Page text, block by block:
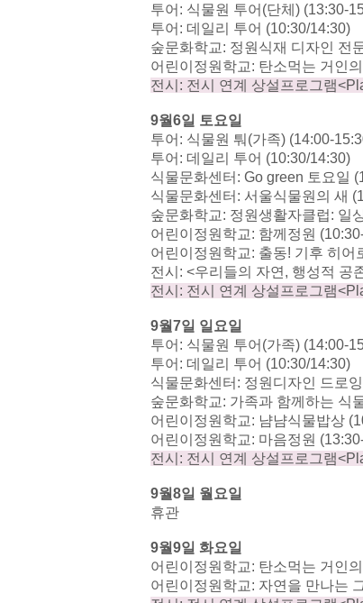
투어 : 식물원 투어 (단체 ) (13:30-
투어 : 데일리 투어 (10:30/14:30)
숲문화학교: 정원식재 디자인 전
어린이정원학교: 탄소먹는 거인
전시 : 전시 연계 상설프로그램
9월6일 토요일
투어 : 식물원 퉈 (가족) (14:00-
투어 : 데일리 투어 (10:30/14:30)
식물문화센터 : Go green 토요일
식물문화센터 : 서울식물원의 새
숲문화학교: 정원생활자클럽: 일
어린이정원학교: 함께정원
어린이정원학교: 출동! 기후 히어
전시 : <우리들의 자연 , 행성적 공
전시 : 전시 연계 상설프로그램
9월7일 일요일
투어 : 식물원 투어 (가족) (14:00-
투어 : 데일리 투어 (10:30/14:30)
식물문화센터 : 정원디자인 드로
숲문화학교: 가족과 함께하는 식
어린이정원학교: 냠냠식물밥상
어린이정원학교: 마음정원
전시 : 전시 연계 상설프로그램
9월8일 월요일
휴관
9월9일 화요일
어린이정원학교: 탄소먹는 거인
어린이정원학교: 자연을 만나는